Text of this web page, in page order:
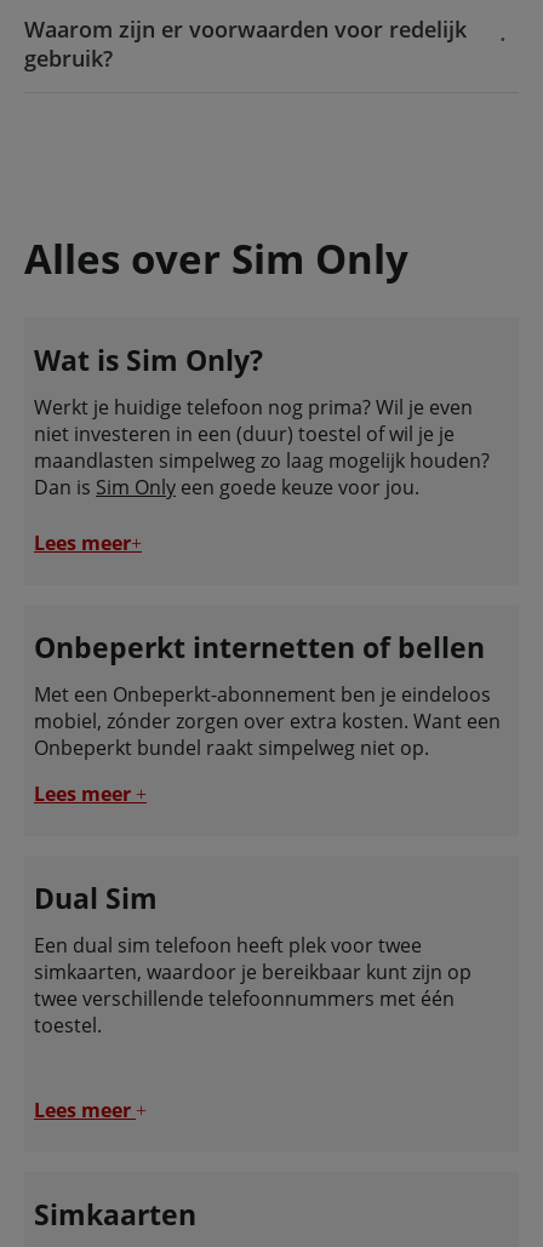
Waarom zijn er voorwaarden voor redelijk
gebruik?
Alles over Sim Only
Wat is Sim Only?
Werkt je huidige telefoon nog prima? Wil je even
niet investeren in een (duur) toestel of wil je je
maandlasten simpelweg zo laag mogelijk houden?
Dan is Sim Only een goede keuze voor jou.
Lees meer+
Onbeperkt internetten of bellen
Met een Onbeperkt-abonnement ben je eindeloos
mobiel, zónder zorgen over extra kosten. Want een
Onbeperkt bundel raakt simpelweg niet op.
Lees meer +
Dual Sim
Een dual sim telefoon heeft plek voor twee
simkaarten, waardoor je bereikbaar kunt zijn op
twee verschillende telefoonnummers met één
toestel.
Lees meer +
Simkaarten